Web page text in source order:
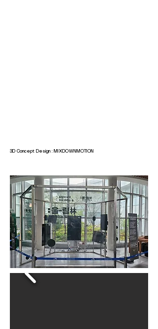
3D Concept Design : MIXDOWNMOTION